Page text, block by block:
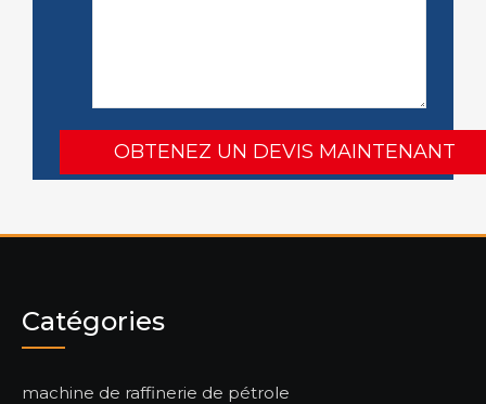
Catégories
machine de raffinerie de pétrole